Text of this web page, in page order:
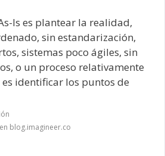
Is es plantear la realidad,
sin estandarización,
sistemas poco ágiles, sin
o un proceso relativamente
identificar los puntos de
blog.imagineer.co